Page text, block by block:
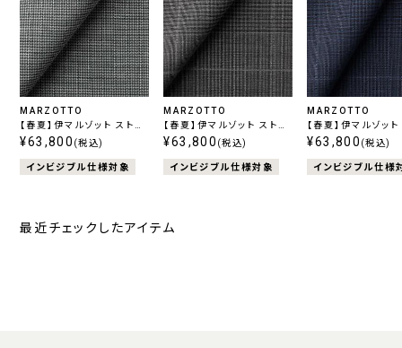
MARZOTTO
【春夏】伊マルゾット ストレ
ッチ グレー千鳥
¥63,800 (税込)
インビジブル仕様対象
MARZOTTO
【春夏】伊マルゾット ストレ
ッチ グレーチェック
¥63,800 (税込)
インビジブル仕様対象
MARZOTTO
【春夏】伊マルゾット スト
ッチ ネイビーチェッ
¥63,800 (税込)
インビジブル仕様
最近チェックしたアイテム